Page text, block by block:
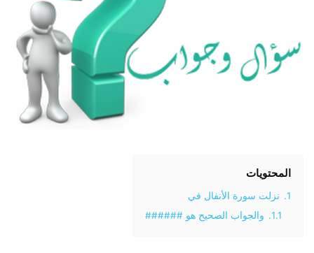
المحتويات
1.
نزلت سورة الأنفال في
1.1.
والجواب الصحيح هو ######